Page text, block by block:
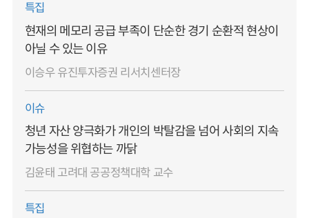
특집
현재의 메모리 공급 부족이 단순한 경기 순환적 현상이
아닐 수 있는 이유
이승우 유진투자증권 리서치센터장
이슈
청년 자산 양극화가 개인의 박탈감을 넘어 사회의 지속
가능성을 위협하는 까닭
김윤태 고려대 공공정책대학 교수
특집